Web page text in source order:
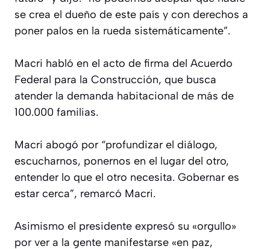
se crea el dueño de este país y con derechos a
poner palos en la rueda sistemáticamente”.
Macri habló en el acto de firma del Acuerdo
Federal para la Construcción, que busca
atender la demanda habitacional de más de
100.000 familias.
Macri abogó por “profundizar el diálogo,
escucharnos, ponernos en el lugar del otro,
entender lo que el otro necesita. Gobernar es
estar cerca”, remarcó Macri.
Asimismo el presidente expresó su «orgullo»
por ver a la gente manifestarse «en paz,